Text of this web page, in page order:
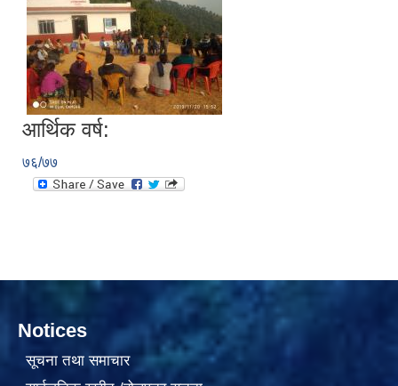
आर्थिक वर्ष:
७६/७७
Notices
सूचना तथा समाचार